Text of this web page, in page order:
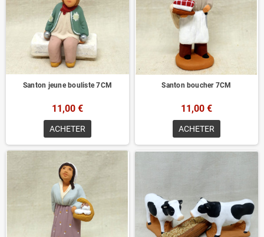
Santon jeune bouliste 7CM
11,00 €
ACHETER
Santon boucher 7CM
11,00 €
ACHETER